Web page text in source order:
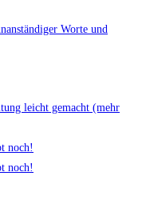
Wor­te und
leicht gemacht (mehr
noch!
noch!